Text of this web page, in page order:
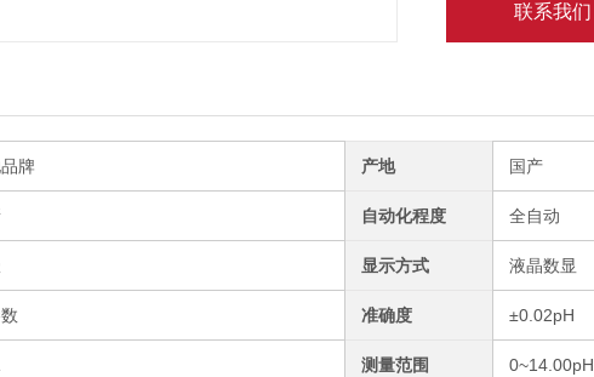
联系我们
牌 产地 国产
自动化程度 全自动
显示方式 液晶数显
准确度 ±0.02pH
测量范围 0~14.00pH